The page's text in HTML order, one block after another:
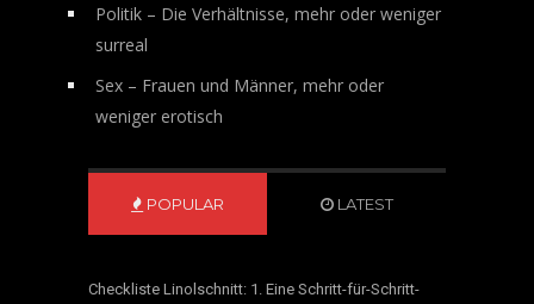
Politik – Die Verhältnisse, mehr oder weniger
surreal
Sex – Frauen und Männer, mehr oder
weniger erotisch
POPULAR LATEST
Checkliste Linolschnitt: 1. Eine Schritt-für-Schritt-